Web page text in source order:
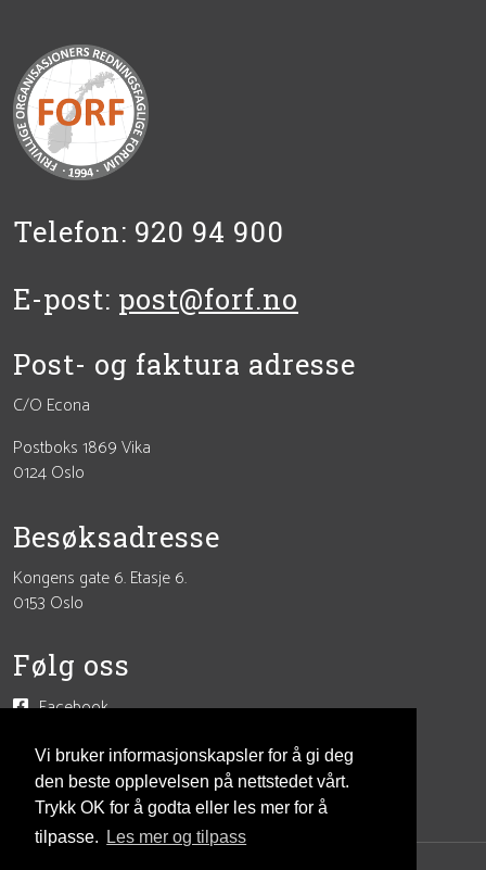
Vi bruker informasjonskapsler for å gi deg
den beste opplevelsen på nettstedet vårt.
Trykk OK for å godta eller les mer for å
tilpasse.
Les mer og tilpass
Telefon: 920 94 900
E-post: post@forf.no
Post- og faktura adresse
C/O Econa
Postboks 1869 Vika
0124 Oslo
Besøksadresse
Kongens gate 6. Etasje 6.
0153 Oslo
Følg oss
Facebook
LinkedIn